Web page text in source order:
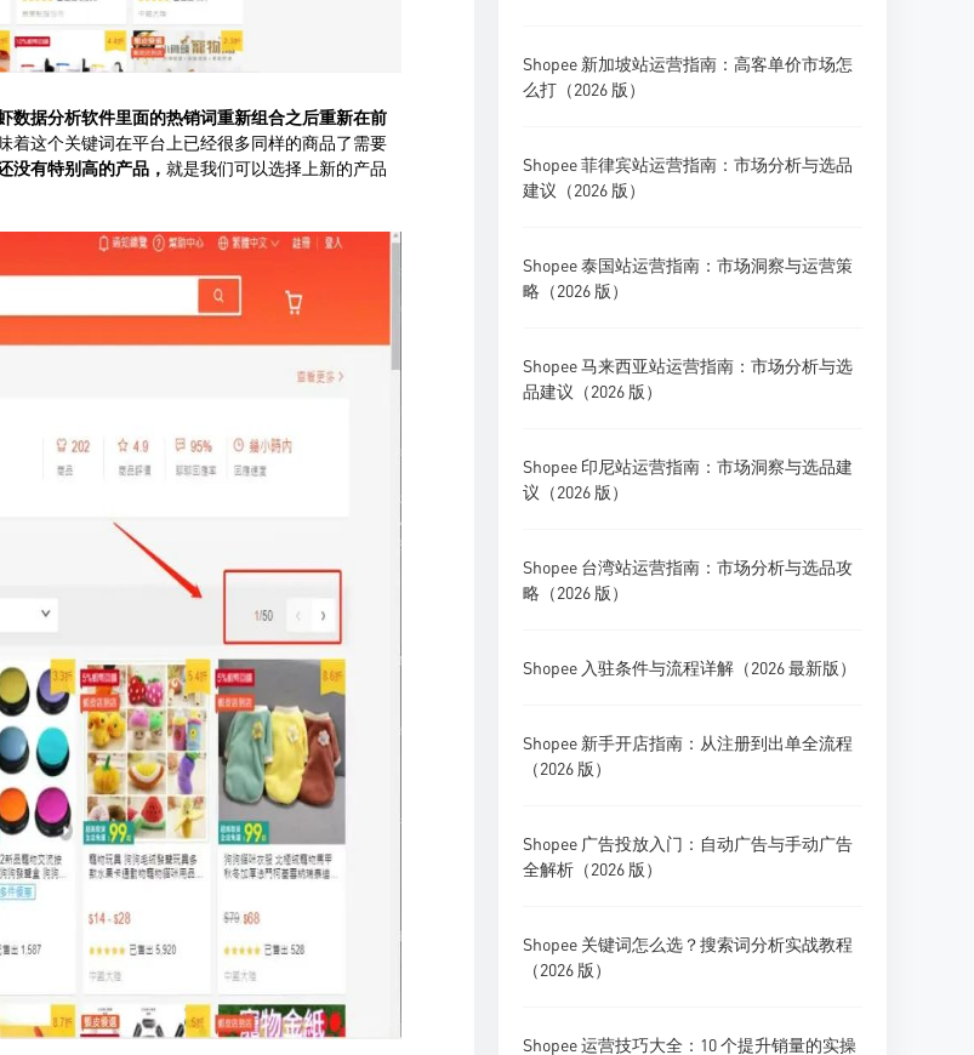
Shopee 新加坡站运营指南：高客单价市场怎
么打（2026 版）
Shopee 菲律宾站运营指南：市场分析与选品
建议（2026 版）
Shopee 泰国站运营指南：市场洞察与运营策
略（2026 版）
Shopee 马来西亚站运营指南：市场分析与选
品建议（2026 版）
Shopee 印尼站运营指南：市场洞察与选品建
议（2026 版）
Shopee 台湾站运营指南：市场分析与选品攻
略（2026 版）
Shopee 入驻条件与流程详解（2026 最新版）
Shopee 新手开店指南：从注册到出单全流程
（2026 版）
Shopee 广告投放入门：自动广告与手动广告
全解析（2026 版）
Shopee 关键词怎么选？搜索词分析实战教程
（2026 版）
Shopee 运营技巧大全：10 个提升销量的实操